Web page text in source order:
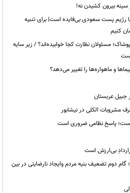
سینه بیرون کشیدن نه!
رژیم پست سعودی بی‌فایده است| برای تنبیه
کنیم
مسئولان نظارت کجا خوابیده‌اند؟ / زیر سایه
و ماهواره‌ها را تغییر می‌دهد؟
جبیل عربستان
پاسخ نظامی ضروری است
بی‌ارزش است
گام دوم تضعیف بنیه مردم وایجاد نارضایتی در بین